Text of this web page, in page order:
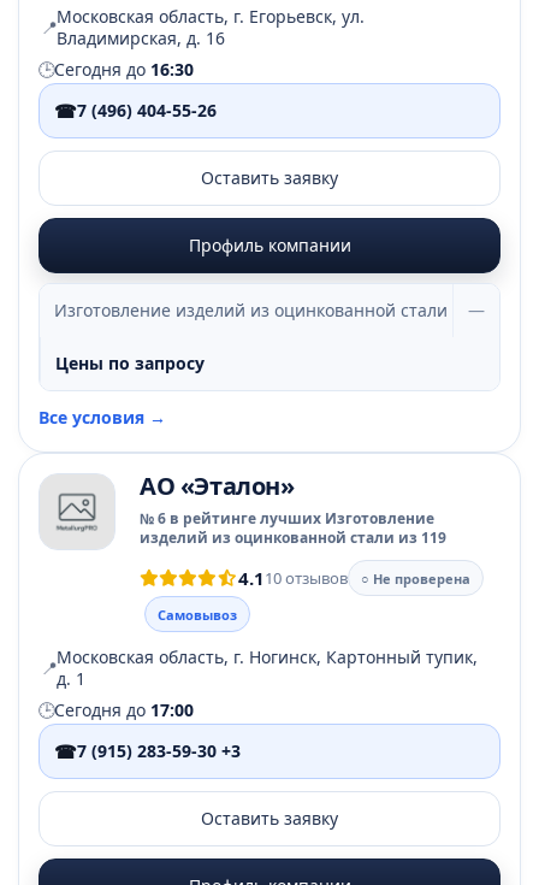
📍Московская область, г. Егорьевск, ул.
Владимирская, д. 16
🕒Сегодня до 16:30
☎7 (496) 404-55-26
Оставить заявку
Профиль компании
Изготовление изделий из оцинкованной стали —
Цены по запросу
Все условия →
АО «Эталон»
№ 6 в рейтинге лучших Изготовление
изделий из оцинкованной стали из 119
4.110 отзывов
○ Не проверена
Самовывоз
📍Московская область, г. Ногинск, Картонный тупик,
д. 1
🕒Сегодня до 17:00
☎7 (915) 283-59-30 +3
Оставить заявку